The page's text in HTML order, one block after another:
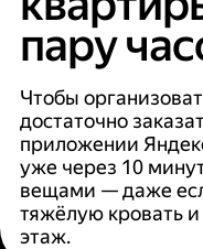
пару
Чтобы
достаточно
приложении
уже через 10
вещами — даже
тяжёлую кровать
этаж.